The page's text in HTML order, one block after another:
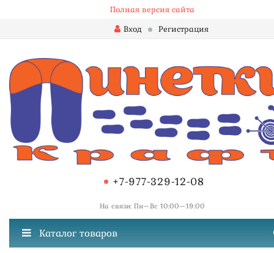
Полная версия сайта
Вход
Регистрация
+7-977-329-12-08
На связи: Пн—Вс 10:00—19:00
Каталог товаров